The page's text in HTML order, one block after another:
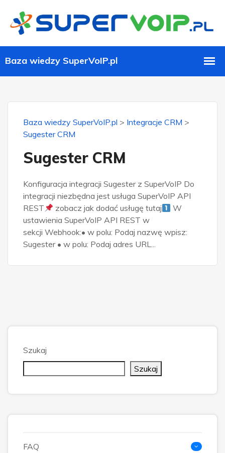
Baza wiedzy SuperVoIP.pl > Integracje CRM >
Sugester CRM
Sugester CRM
Konfiguracja integracji Sugester z SuperVoIP Do
integracji niezbędna jest usługa SuperVoIP API
REST
zobacz jak dodać usługę tutaj
W
ustawienia SuperVoIP API REST w
sekcji Webhook:• w polu: Podaj nazwę wpisz:
Sugester • w polu: Podaj adres URL...
Szukaj
Szukaj
FAQ